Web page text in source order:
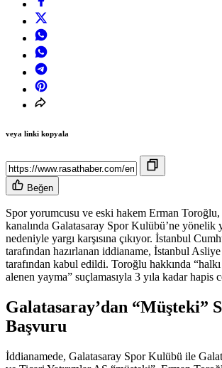
veya linki kopyala
Beğen
Spor yorumcusu ve eski hakem Erman
kanalında Galatasaray Spor Kulübü’ne yönelik
nedeniyle yargı karşısına çıkıyor. İstanbul
tarafından hazırlanan iddianame, İstanbul
tarafından kabul edildi. Toroğlu hakkında “halkı
alenen yayma” suçlamasıyla 3 yıla kadar hapis
Galatasaray’dan “Müşteki”
Başvuru
İddianamede, Galatasaray Spor Kulübü ile